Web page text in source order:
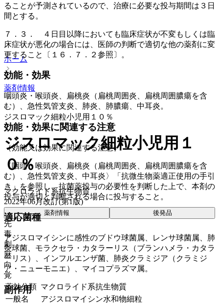
ることが予測されているので、治療に必要な投与期間は３日
間とする。
７．３． ４日目以降においても臨床症状が不変もしくは臨
床症状が悪化の場合には、医師の判断で適切な他の薬剤に変
更すること〔１６．７．２参照〕。
効能・効果
咽頭炎・喉頭炎、扁桃炎（扁桃周囲炎、扁桃周囲膿瘍を含
む）、急性気管支炎、肺炎、肺膿瘍、中耳炎。
効能・効果に関連する注意
（効能又は効果に関連する注意）
〈咽頭・喉頭炎、扁桃炎（扁桃周囲炎、扁桃周囲膿瘍を含
む）、急性気管支炎、中耳炎〉「抗微生物薬適正使用の手引
き」を参照し、抗菌薬投与の必要性を判断した上で、本剤の
投与が適切と判断される場合に投与すること。
適応菌種
アジスロマイシンに感性のブドウ球菌属、レンサ球菌属、肺
炎球菌、モラクセラ・カタラーリス（ブランハメラ・カタラ
ーリス）、インフルエンザ菌、肺炎クラミジア（クラミジ
ア・ニューモニエ）、マイコプラズマ属。
副作用
ホーム
薬剤情報
ジスロマック細粒小児用１０％
ジスロマック細粒小児用１
０％
マクロライド系抗生物質
2022年06月改訂(第1版)
薬剤情報 後発品
先
毒
劇
麻
向
覚
薬効分類 マクロライド系抗生物質
一般名
アジスロマイシン水和物細粒